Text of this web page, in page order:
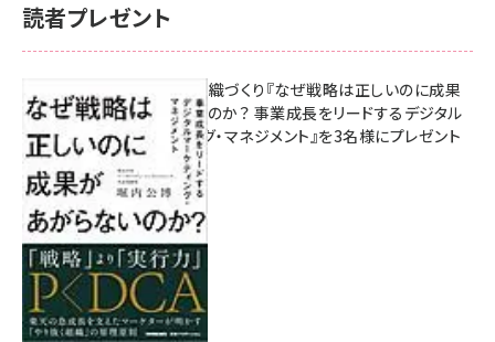
読者プレゼント
成果を生む組織づくり『なぜ戦略は正しいのに成果
があがらないのか？ 事業成長をリードするデジタル
マーケティング・マネジメント』を3名様にプレゼント
8月7日 10:00